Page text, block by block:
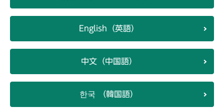
English（英語）
中文（中国語）
한국 （韓国語）